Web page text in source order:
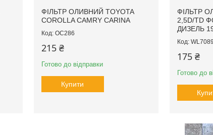
ФІЛЬТР ОЛИВНИЙ TOYOTA
COROLLA CAMRY CARINA
OC286
215 ₴
Готово до відправки
Купити
ФІЛЬТР
2,5D/TD
ДИЗЕЛЬ
175 ₴
Готово до